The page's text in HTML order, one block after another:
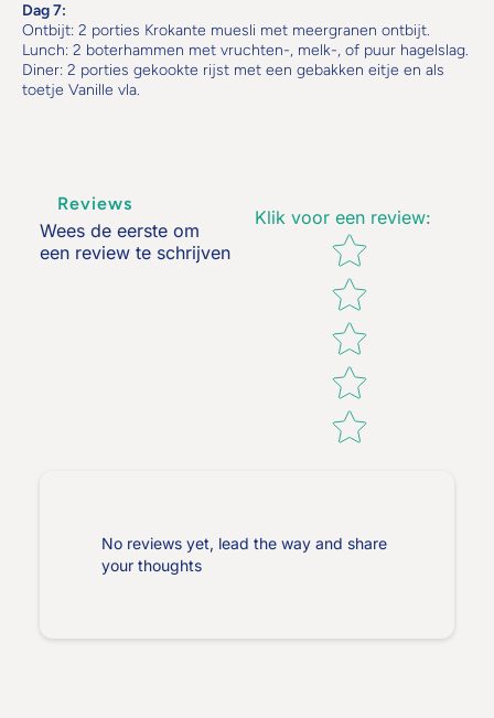
Dag 7:
Ontbijt: 2 porties Krokante muesli met meergranen ontbijt.
Lunch: 2 boterhammen met vruchten-, melk-, of puur hagelslag.
Diner: 2 porties gekookte rijst met een gebakken eitje en als
toetje Vanille vla.
Reviews
Wees de eerste om
een review te schrijven
Klik voor een review:
Star rating
No reviews yet, lead the way and share
your thoughts